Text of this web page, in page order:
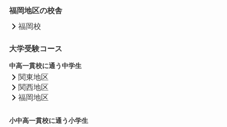
福岡地区の校舎
福岡校
大学受験コース
中高一貫校に通う中学生
関東地区
関西地区
福岡地区
小中高一貫校に通う小学生